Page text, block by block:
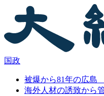
国政
被爆から81年の広島
海外人材の誘致から